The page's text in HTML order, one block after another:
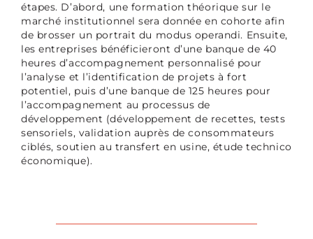
étapes. D’abord, une formation théorique sur le
marché institutionnel sera donnée en cohorte afin
de brosser un portrait du modus operandi. Ensuite,
les entreprises bénéficieront d’une banque de 40
heures d’accompagnement personnalisé pour
l’analyse et l’identification de projets à fort
potentiel, puis d’une banque de 125 heures pour
l’accompagnement au processus de
développement (développement de recettes, tests
sensoriels, validation auprès de consommateurs
ciblés, soutien au transfert en usine, étude technico
économique).